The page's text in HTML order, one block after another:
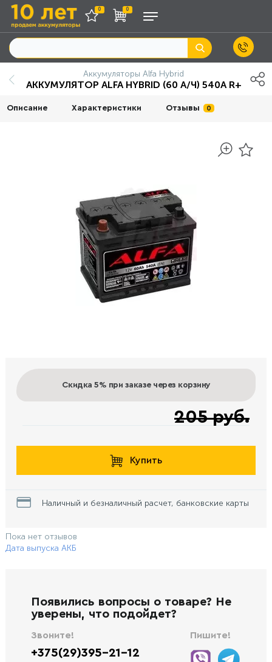
0 0
Аккумуляторы Alfa Hybrid
АККУМУЛЯТОР ALFA HYBRID (60 А/Ч) 540A R+
Описание Характеристики Отзывы 0
Скидка 5% при заказе через корзину
205 руб.
Купить
Наличный и безналичный расчет, банковские карты
Пока нет отзывов
Дата выпуска АКБ
Появились вопросы о товаре? Не
уверены, что подойдет?
Звоните!
+375(29)395-21-12
Пишите!